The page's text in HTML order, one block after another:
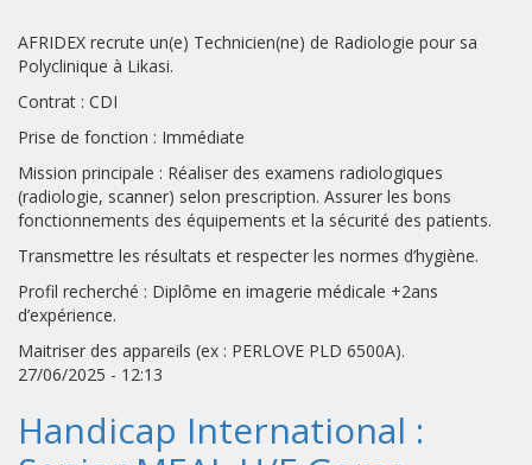
AFRIDEX recrute un(e) Technicien(ne) de Radiologie pour sa
Polyclinique à Likasi.
Contrat : CDI
Prise de fonction : Immédiate
Mission principale : Réaliser des examens radiologiques
(radiologie, scanner) selon prescription. Assurer les bons
fonctionnements des équipements et la sécurité des patients.
Transmettre les résultats et respecter les normes d’hygiène.
Profil recherché : Diplôme en imagerie médicale +2ans
d’expérience.
Maitriser des appareils (ex : PERLOVE PLD 6500A).
27/06/2025 - 12:13
Handicap International :